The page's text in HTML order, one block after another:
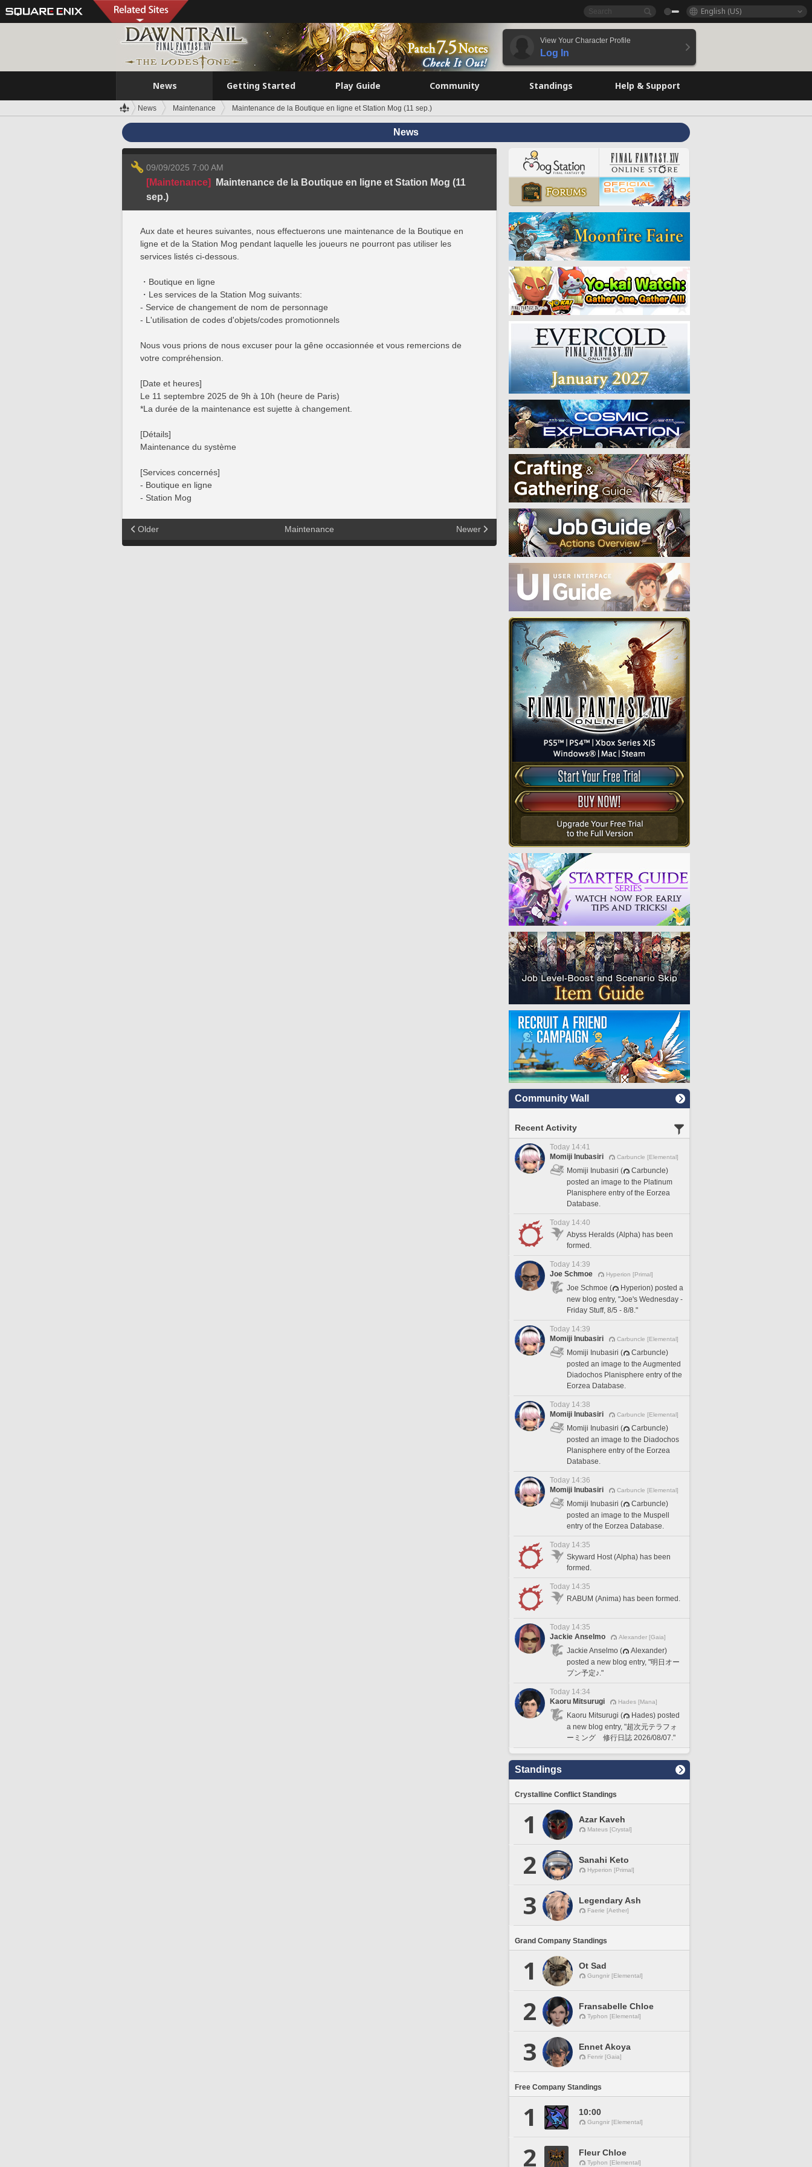
English (US)
View Your Character Profile
Log In
News Getting Started Play Guide Community Standings Help & Support
News Maintenance Maintenance de la Boutique en ligne et Station Mog (11 sep.)
News
09/09/2025 7:00 AM
[Maintenance]
Maintenance de la Boutique en ligne et Station Mog (11
sep.)
Aux date et heures suivantes, nous effectuerons une maintenance de la Boutique en
ligne et de la Station Mog pendant laquelle les joueurs ne pourront pas utiliser les
services listés ci-dessous.
・Boutique en ligne
・Les services de la Station Mog suivants:
- Service de changement de nom de personnage
- L'utilisation de codes d'objets/codes promotionnels
Nous vous prions de nous excuser pour la gêne occasionnée et vous remercions de
votre compréhension.
[Date et heures]
Le 11 septembre 2025 de 9h à 10h (heure de Paris)
*La durée de la maintenance est sujette à changement.
[Détails]
Maintenance du système
[Services concernés]
- Boutique en ligne
- Station Mog
Older Maintenance Newer
Community Wall
Recent Activity
Today 14:41
Momiji Inubasiri
Carbuncle [Elemental]
Momiji Inubasiri (
Carbuncle)
posted an image to the Platinum
Planisphere entry of the Eorzea
Database.
Today 14:40
Abyss Heralds (Alpha) has been
formed.
Today 14:39
Joe Schmoe
Hyperion [Primal]
Joe Schmoe (
Hyperion) posted a
new blog entry, "Joe's Wednesday -
Friday Stuff, 8/5 - 8/8."
Today 14:39
Momiji Inubasiri
Carbuncle [Elemental]
Momiji Inubasiri (
Carbuncle)
posted an image to the Augmented
Diadochos Planisphere entry of the
Eorzea Database.
Today 14:38
Momiji Inubasiri
Carbuncle [Elemental]
Momiji Inubasiri (
Carbuncle)
posted an image to the Diadochos
Planisphere entry of the Eorzea
Database.
Today 14:36
Momiji Inubasiri
Carbuncle [Elemental]
Momiji Inubasiri (
Carbuncle)
posted an image to the Muspell
entry of the Eorzea Database.
Today 14:35
Skyward Host (Alpha) has been
formed.
Today 14:35
RABUM (Anima) has been formed.
Today 14:35
Jackie Anselmo
Alexander [Gaia]
Jackie Anselmo (
Alexander)
posted a new blog entry, "明日オー
プン予定♪."
Today 14:34
Kaoru Mitsurugi
Hades [Mana]
Kaoru Mitsurugi (
Hades) posted
a new blog entry, "超次元テラフォ
ーミング 修行日誌 2026/08/07."
Standings
Crystalline Conflict Standings
1 Azar Kaveh
Mateus [Crystal]
2 Sanahi Keto
Hyperion [Primal]
3 Legendary Ash
Faerie [Aether]
Grand Company Standings
1 Ot Sad
Gungnir [Elemental]
2 Fransabelle Chloe
Typhon [Elemental]
3 Ennet Akoya
Fenrir [Gaia]
Free Company Standings
1 10:00
Gungnir [Elemental]
2 Fleur Chloe
Typhon [Elemental]